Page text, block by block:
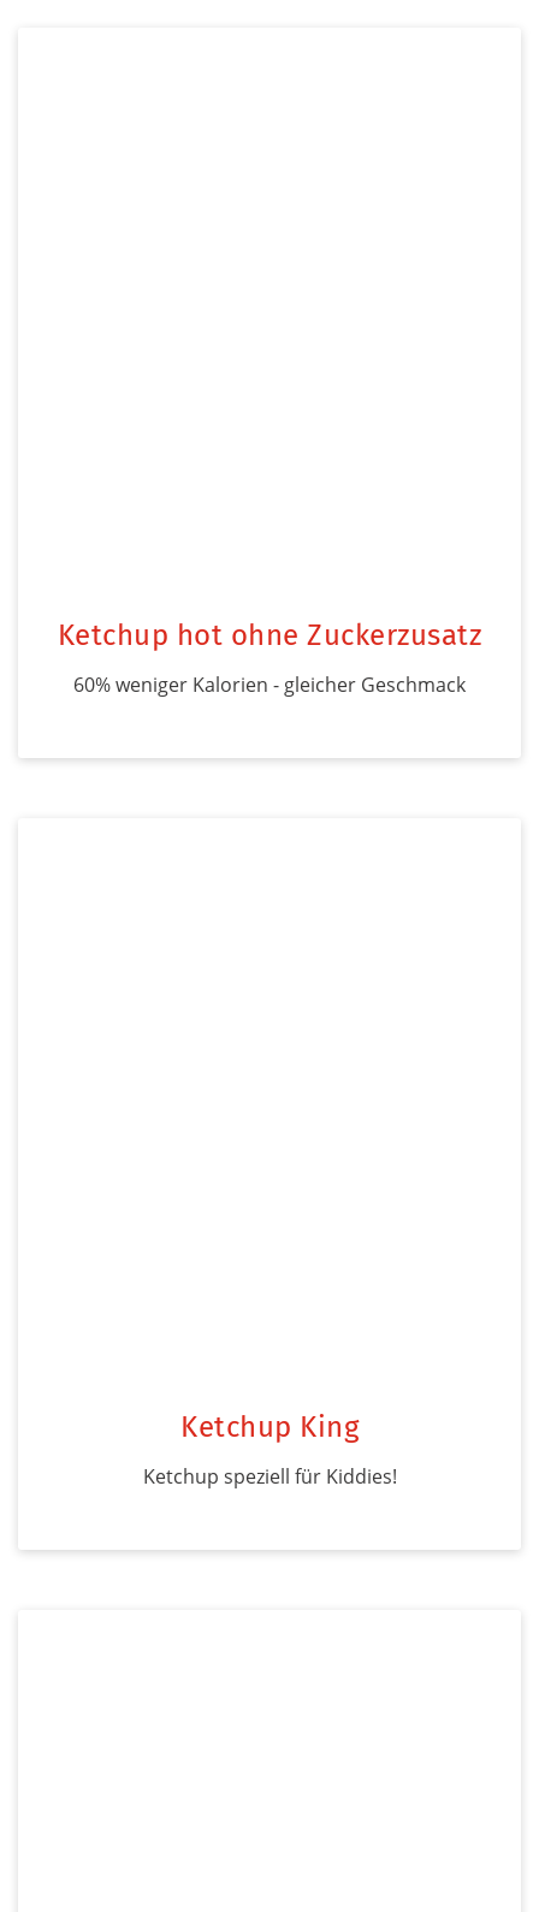
Ketchup hot ohne Zuckerzusatz
60% weniger Kalorien - gleicher Geschmack
Ketchup King
Ketchup speziell für Kiddies!